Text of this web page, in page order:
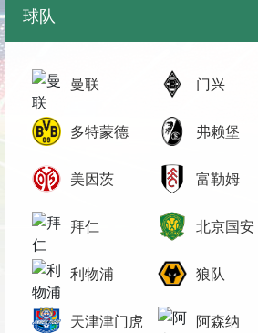
球队
曼联 门兴
多特蒙德 弗赖堡
美因茨 富勒姆
拜仁 北京国安
利物浦 狼队
天津津门虎 阿森纳